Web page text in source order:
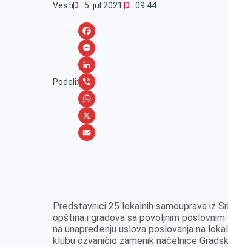
Vesti 5. jul 2021. 09:44
Podeli:
F
a
c
e
b
o
M
e
s
s
e
L
i
n
k
V
i
b
W
h
p
p
X
l
Predstavnici 25 lokalnih samouprava iz
opština i gradova sa povoljnim
na unapređenju uslova poslovanja na
klubu ozvaničio zamenik načelnice